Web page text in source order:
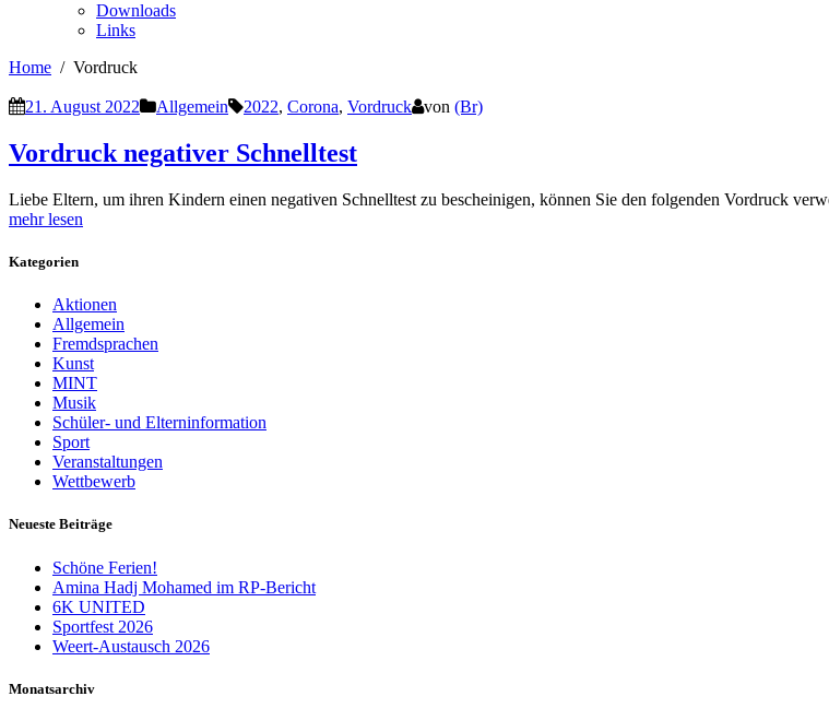
Downloads
Links
Home
Vordruck
21. August 2022 Allgemein 2022, Corona, Vordruck von (Br)
Vordruck negativer Schnelltest
Liebe Eltern, um ihren Kindern einen negativen Schnelltest zu bescheinigen, können Sie den folgenden Vordruck
mehr lesen
Kategorien
Aktionen
Allgemein
Fremdsprachen
Kunst
MINT
Musik
Schüler- und Elterninformation
Sport
Veranstaltungen
Wettbewerb
Neueste Beiträge
Schöne Ferien!
Amina Hadj Mohamed im RP-Bericht
6K UNITED
Sportfest 2026
Weert-Austausch 2026
Monatsarchiv